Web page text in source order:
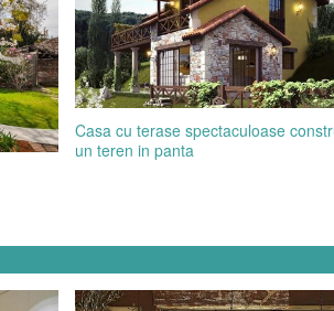
Casa cu terase spectaculoase
un teren in panta